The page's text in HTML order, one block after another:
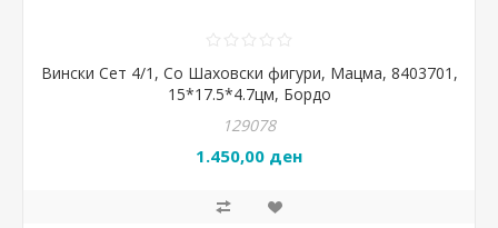
Вински Сет 4/1, Со Шаховски фигури, Мацма, 8403701,
15*17.5*4.7цм, Бордо
129078
1.450,00 ден